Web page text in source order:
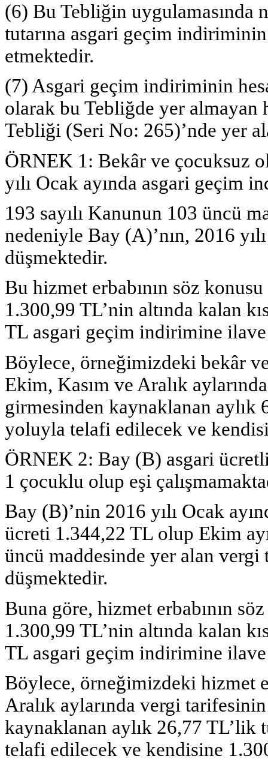
(6) Bu Tebliğin uygulamasında
tutarına asgari geçim
etmektedir.
(7) Asgari geçim indiriminin
olarak bu Tebliğde yer almayan
Tebliği (Seri No: 265)’nde yer
ÖRNEK 1: Bekâr ve çocuksuz
yılı Ocak ayında asgari geçim
193 sayılı Kanunun 103 üncü
nedeniyle Bay (A)’nın, 2016
düşmektedir.
Bu hizmet erbabının söz
1.300,99 TL’nin altında kalan
TL asgari geçim indirimine
Böylece, örneğimizdeki bekâr
Ekim, Kasım ve Aralık
girmesinden kaynaklanan
yoluyla telafi edilecek ve
ÖRNEK 2: Bay (B) asgari
1 çocuklu olup eşi
Bay (B)’nin 2016 yılı Ocak
ücreti 1.344,22 TL olup Ekim
üncü maddesinde yer alan
düşmektedir.
Buna göre, hizmet erbabının
1.300,99 TL’nin altında kalan
TL asgari geçim indirimine
Böylece, örneğimizdeki hizmet
Aralık aylarında vergi
kaynaklanan aylık 26,77
telafi edilecek ve kendisine